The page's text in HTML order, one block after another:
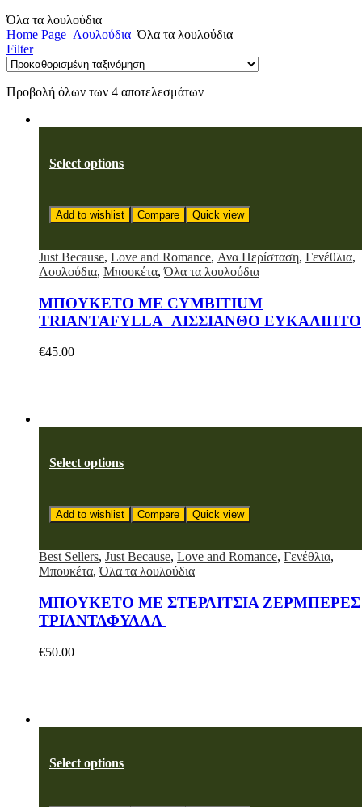
Όλα τα λουλούδια
Home Page Λουλούδια Όλα τα λουλούδια
Filter
Προβολή όλων των 4 αποτελεσμάτων
Select options
Add to wishlist Compare Quick view
Just Because, Love and Romance, Ανα Περίσταση, Γενέθλια,
Λουλούδια, Μπουκέτα,Όλα τα λουλούδια
ΜΠΟΥΚΕΤΟ ΜΕ CYMBITIUM
TRIANTAFYLLA ΛΙΣΣΙΑΝΘΟ ΕΥΚΑΛΙΠΤΟ
€45.00
Select options
Add to wishlist Compare Quick view
Best Sellers, Just Because, Love and Romance, Γενέθλια,
Μπουκέτα,Όλα τα λουλούδια
ΜΠΟΥΚΕΤΟ ΜΕ ΣΤΕΡΛΙΤΣΙΑ ΖΕΡΜΠΕΡΕΣ
ΤΡΙΑΝΤΑΦΥΛΛΑ
€50.00
Select options